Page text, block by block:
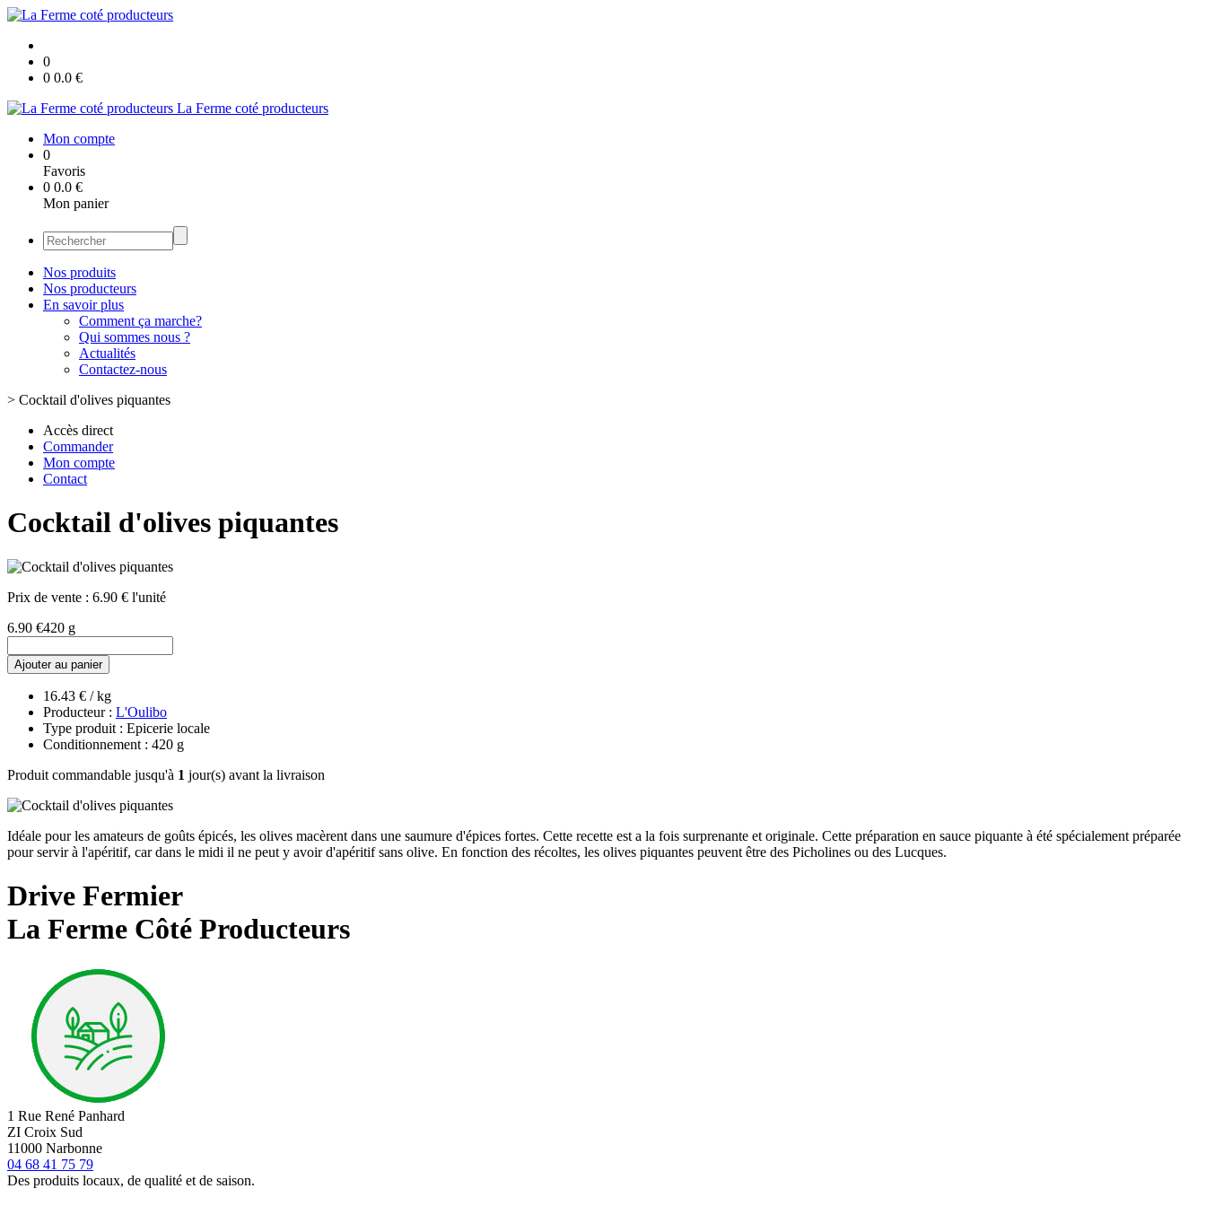
0
0 0.0 €
La Ferme coté producteurs
Mon compte
0
Favoris
0 0.0 €
Mon panier
Nos produits
Nos producteurs
En savoir plus
Comment ça marche?
Qui sommes nous ?
Actualités
Contactez-nous
> Cocktail d'olives piquantes
Accès direct
Commander
Mon compte
Contact
Cocktail d'olives piquantes
Prix de vente : 6.90 € l'unité
6.90 €420 g
Ajouter au panier
16.43 € / kg
Producteur : L'Oulibo
Type produit : Epicerie locale
Conditionnement : 420 g
Produit commandable jusqu'à 1 jour(s) avant la livraison
Idéale pour les amateurs de goûts épicés, les olives macèrent dans une saumure d'épices fortes. Cette recette est a la fois surprenante et originale. Cette préparation en sauce piquante à été spécialement préparée
pour servir à l'apéritif, car dans le midi il ne peut y avoir d'apéritif sans olive. En fonction des récoltes, les olives piquantes peuvent être des Picholines ou des Lucques.
Drive Fermier
La Ferme Côté Producteurs
1 Rue René Panhard
ZI Croix Sud
11000 Narbonne
04 68 41 75 79
Des produits locaux, de qualité et de saison.